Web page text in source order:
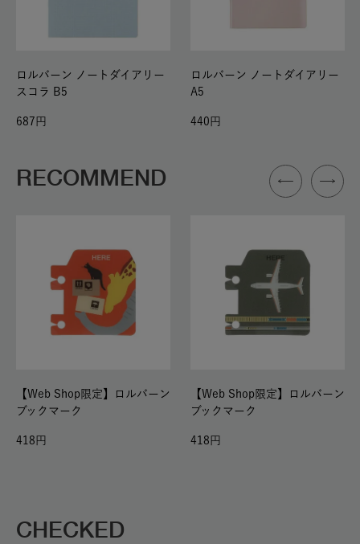
ロルバーン ノートダイアリー
スコラ B5
687
ロルバーン ノートダイアリー
A5
440
RECOMMEND
【Web Shop限定】ロルバーン
ブックマーク
418
【Web Shop限定】ロルバーン
ブックマーク
418
CHECKED